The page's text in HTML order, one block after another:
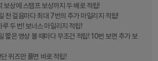
보상에 스탬프 보상까지 두 배로 적립!
천 걸음마다 최대 7번의 추가 마일리지 적립!
루 두 번! 보너스 마일리지 적립!
짧은 영상 볼 때마다 무조건 적립! 10번 보면 추가 보
퀴즈만 풀면 바로 적립!